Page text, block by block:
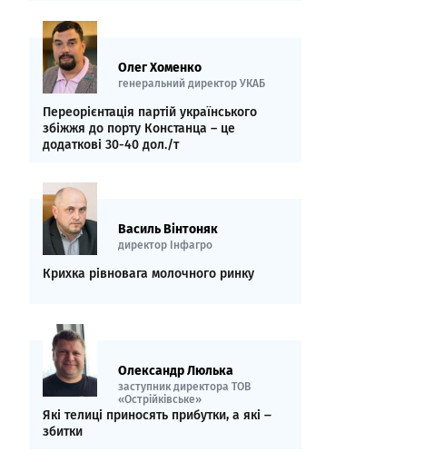
Олег Хоменко
генеральний директор УКАБ
Переорієнтація партій українського
збіжжя до порту Констанца – це
додаткові 30-40 дол./т
Василь Вінтоняк
директор Інфагро
Крихка рівновага молочного ринку
Олександр Люлька
заступник директора ТОВ
«Острійківське»
Які телиці приносять прибутки, а які ‒
збитки